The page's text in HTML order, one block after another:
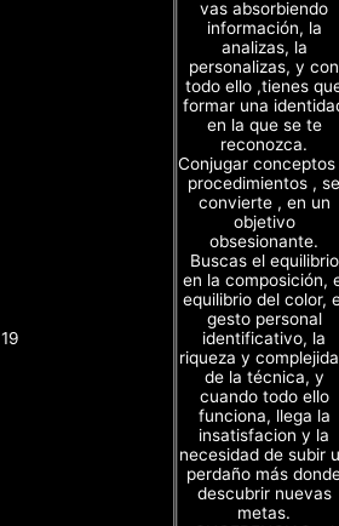
19
vas absorbiendo
información, la
analizas, la
personalizas, y con
todo ello ,tienes
formar una
en la que se te
reconozca.
Conjugar
procedimientos , se
convierte , en un
objetivo
obsesionante.
Buscas el equilibrio
en la composición,
equilibrio del color,
gesto personal
identificativo, la
riqueza y
de la técnica, y
cuando todo ello
funciona, llega la
insatisfacion y la
necesidad de subir
perdaño más
descubrir nuevas
metas.